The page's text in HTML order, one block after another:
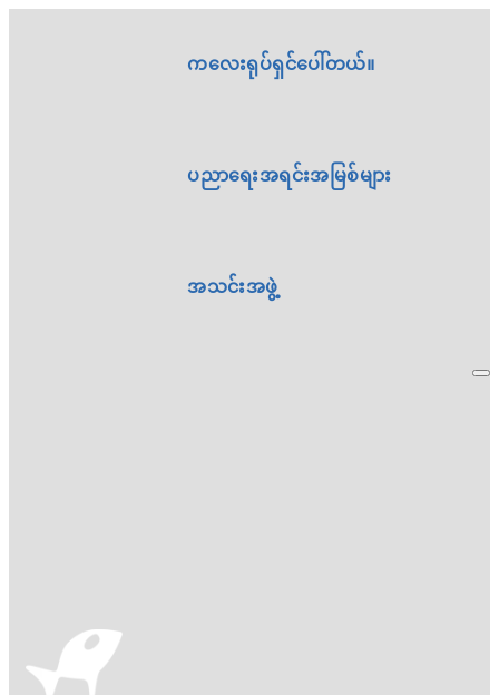
ကလေးရုပ်ရှင်ပေါ်တယ်။
ပညာရေးအရင်းအမြစ်များ
အသင်းအဖွဲ့